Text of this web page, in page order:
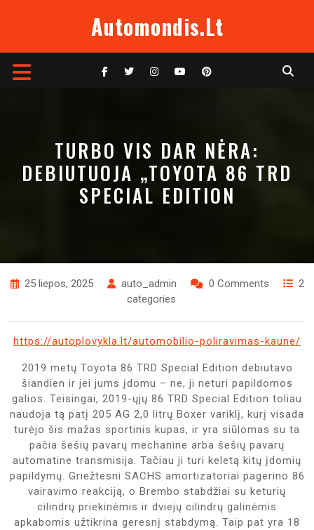
Automondis.lt
Open
TURBO VIS DAR NĖRA:
DEBIUTUOJA „TOYOTA 86 TRD
SPECIAL EDITION
25 liepos, 2025 auto_admin 0 Comments
2
categories
https://autoplovykla.lt/automobilio-poliravimas-kaune/
2019 metų Toyota 86 TRD Special Edition debiutavo
šiandien ir jei jums įdomu – ne, ji neturi papildomos
galios. Teisingai, 2019-ųjų 86 TRD Special Edition toliau
naudoja tą patį 205 AG 2,0 litrų Boxer variklį, kurį visada
turėjo šis mažas sportinis kupas, ir yra siūlomas su ta
pačia šešių pavarų mechanine arba šešių pavarų
automatine transmisija. Tačiau ji turi keletą kitų įdomių
papildymų. Griežtesni SACHS amortizatoriai pagerino 86
vairavimo reakciją, o Brembo stabdžiai su keturių
cilindrų priekinėmis ir dviejų cilindrų galinėmis
apkabomis užtikrina geresnį stabdymą. Taip pat yra 18